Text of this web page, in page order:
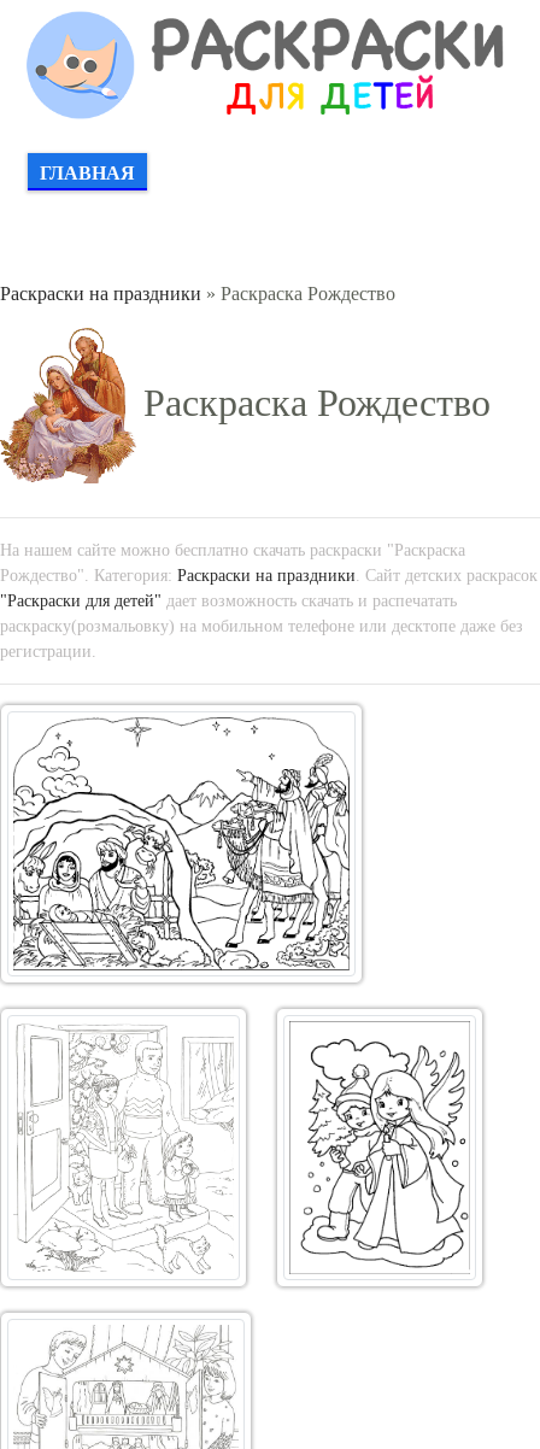
ГЛАВНАЯ
Раскраски на праздники » Раскраска Рождество
Раскраска Рождество
На нашем сайте можно бесплатно скачать раскраски "Раскраска
Рождество". Категория: Раскраски на праздники. Сайт детских раскрасок
"Раскраски для детей" дает возможность скачать и распечатать
раскраску(розмальовку) на мобильном телефоне или десктопе даже без
регистрации.